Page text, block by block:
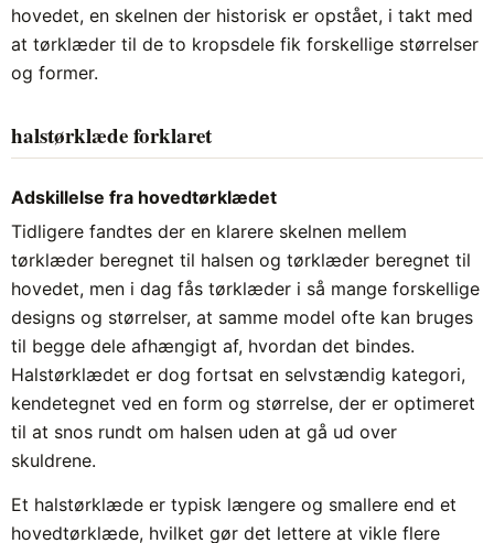
hovedet, en skelnen der historisk er opstået, i takt med
at tørklæder til de to kropsdele fik forskellige størrelser
og former.
halstørklæde forklaret
Adskillelse fra hovedtørklædet
Tidligere fandtes der en klarere skelnen mellem
tørklæder beregnet til halsen og tørklæder beregnet til
hovedet, men i dag fås tørklæder i så mange forskellige
designs og størrelser, at samme model ofte kan bruges
til begge dele afhængigt af, hvordan det bindes.
Halstørklædet er dog fortsat en selvstændig kategori,
kendetegnet ved en form og størrelse, der er optimeret
til at snos rundt om halsen uden at gå ud over
skuldrene.
Et halstørklæde er typisk længere og smallere end et
hovedtørklæde, hvilket gør det lettere at vikle flere